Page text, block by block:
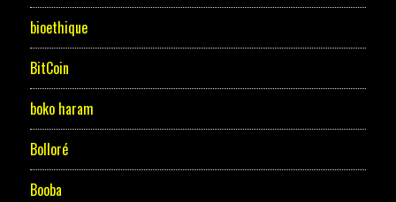
bioethique
BitCoin
boko haram
Bolloré
Booba